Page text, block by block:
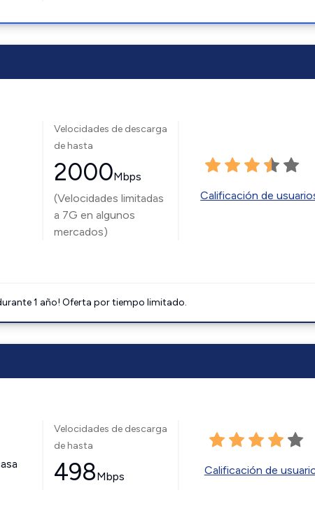
Velocidades de descarga
de hasta
2000Mbps
(Velocidades limitadas
a 7G en algunos
mercados)
Calificación de
1 año! Oferta por tiempo limitado.
Velocidades de descarga
de hasta
498Mbps Calificación de